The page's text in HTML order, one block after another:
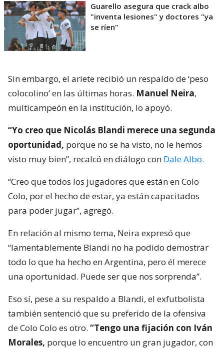
Guarello asegura que crack albo
"inventa lesiones" y doctores "ya
se ríen"
Sin embargo, el ariete recibió un respaldo de ‘peso
colocolino’ en las últimas horas. Manuel Neira,
multicampeón en la institución, lo apoyó.
“Yo creo que Nicolás Blandi merece una segunda
oportunidad, porque no se ha visto, no le hemos
visto muy bien”, recalcó en diálogo con Dale Albo.
“Creo que todos los jugadores que están en Colo
Colo, por el hecho de estar, ya están capacitados
para poder jugar”, agregó.
En relación al mismo tema, Neira expresó que
“lamentablemente Blandi no ha podido demostrar
todo lo que ha hecho en Argentina, pero él merece
una oportunidad. Puede ser que nos sorprenda”.
Eso sí, pese a su respaldo a Blandi, el exfutbolista
también sentenció que su preferido de la ofensiva
de Colo Colo es otro. “Tengo una fijación con Iván
Morales, porque lo encuentro un gran jugador, con